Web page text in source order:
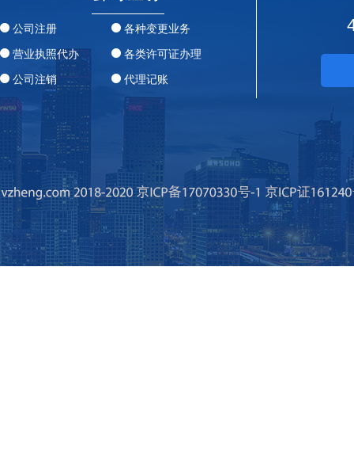
公司注册
各种变更业务
营业执照代办
各类许可证办理
公司注销
代理记账